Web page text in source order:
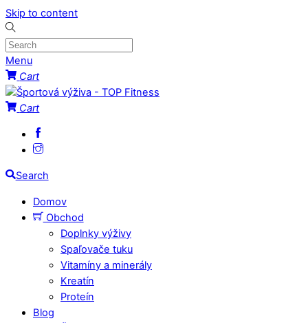
Skip to content
Menu
Cart
Cart
Search
Domov
Obchod
Doplnky výživy
Spaľovače tuku
Vitamíny a minerály
Kreatín
Proteín
Blog